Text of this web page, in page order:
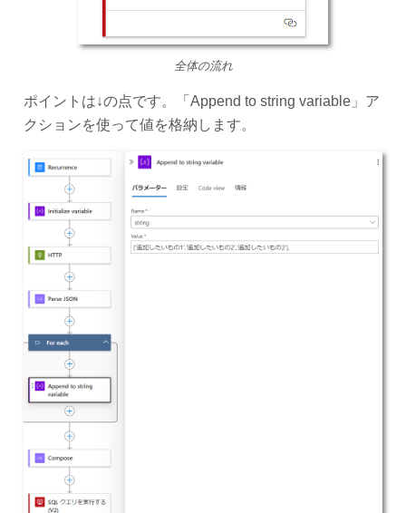
全体の流れ
ポイントは↓の点です。「Append to string variable」ア
クションを使って値を格納します。